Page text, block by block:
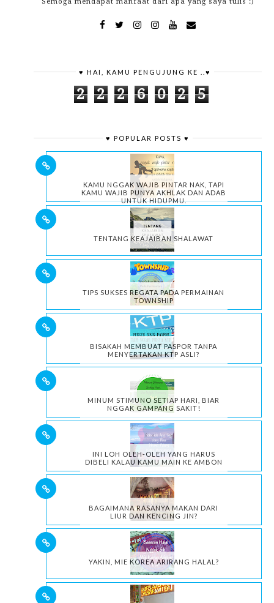
♥ HAI, KAMU PENGUJUNG KE ..♥
2 2 2 6 0 2 5
♥ POPULAR POSTS ♥
KAMU NGGAK WAJIB PINTAR NAK, TAPI
KAMU WAJIB PUNYA AKHLAK DAN ADAB
UNTUK HIDUPMU.
TENTANG KEAJAIBAN SHALAWAT
TIPS SUKSES REGATA PADA PERMAINAN
TOWNSHIP
BISAKAH MEMBUAT PASPOR TANPA
MENYERTAKAN KTP ASLI?
MINUM STIMUNO SETIAP HARI, BIAR
NGGAK GAMPANG SAKIT!
INI LOH OLEH-OLEH YANG HARUS
DIBELI KALAU KAMU MAIN KE AMBON
BAGAIMANA RASANYA MAKAN DARI
LIUR DAN KENCING JIN?
YAKIN, MIE KOREA ARIRANG HALAL?